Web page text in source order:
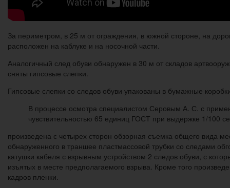
За периметром, в 25 м от ограждения, в южной стороне, на
расположен на каблуке и на носочной части.
Аналогичный след обуви обнаружен в 30 м от складов
сняты гипсовые слепки.
Гипсовые слепки со следов обуви упакованы в бумажные
В процессе осмотра специалистом Серовым А. С. с
чувствительностью 65 единиц ГОСТ при выдержке 1/100
произведена с четырех сторон обзорная съемка общего вида
обнаруженного в траншее пластмассовой трубки со следами
катушки кабеля с взрывным устройством 2 следов обуви, с
изъятых в месте предполагаемого взрыва. Кроме того
кадров пленки.